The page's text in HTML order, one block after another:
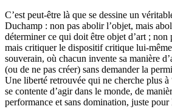
C’est peut-être là que se dessine un
Duchamp : non pas abolir l’objet, mais
déterminer ce qui doit être objet d’art ; non
mais critiquer le dispositif critique lui-
souverain, où chacun invente sa manière
(ou de ne pas créer) sans demander la
Une liberté retrouvée qui ne cherche plus à
se contente d’agir dans le monde, de
performance et sans domination, juste